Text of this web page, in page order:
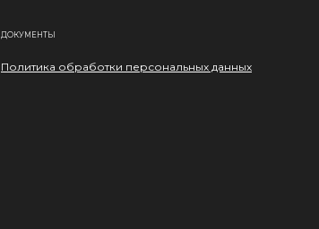
ДОКУМЕНТЫ
Политика обработки персональных данных